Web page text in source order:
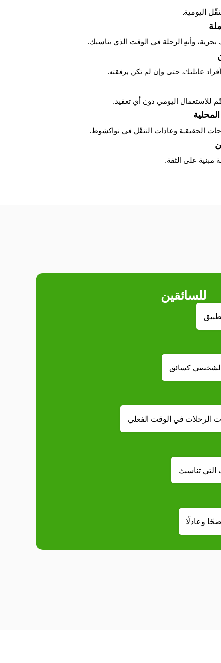
اليومية.
بحرية، وأنهِ الرحلة في الوقت الذي يناسبك.
عائلتك، حتى وإن لم تكن برفقته.
للاستعمال اليومي دون أي تعقيد.
الحقيقية وعادات التنقّل في نواكشوط.
مبنية على الثقة.
للسائقين
كسائق
الرحلات في الوقت الفعلي
التي تناسبك
وعادلًا